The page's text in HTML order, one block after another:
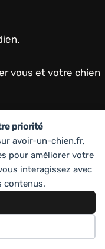
priorité
avoir-un-chien.fr,
pour améliorer votre
interagissez avec
contenus.
vous et votre chien